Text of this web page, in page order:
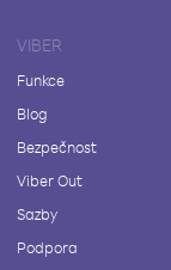
VIBER
Funkce
Blog
Bezpečnost
Viber Out
Sazby
Podpora